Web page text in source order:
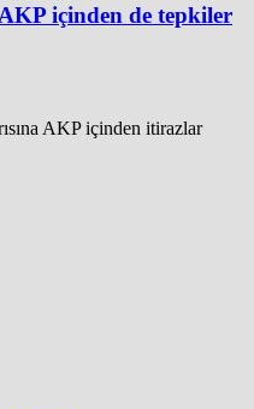
içinden de tepkiler
AKP içinden itirazlar